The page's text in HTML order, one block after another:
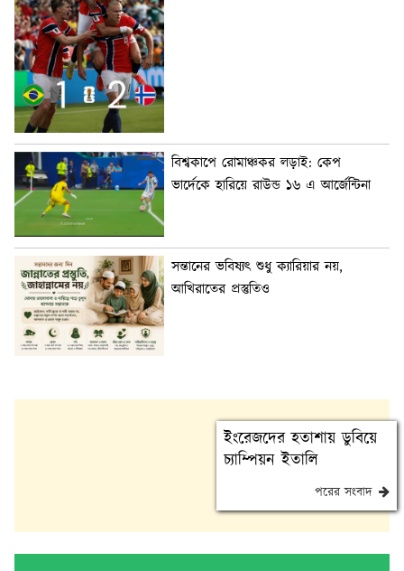
বিশ্বকাপে রোমাঞ্চকর লড়াই: কেপ
ভার্দেকে হারিয়ে রাউন্ড ১৬ এ আর্জেন্টিনা
সন্তানের ভবিষ্যৎ শুধু ক্যারিয়ার নয়,
আখিরাতের প্রস্তুতিও
ইংরেজদের হতাশায় ডুবিয়ে
চ্যাম্পিয়ন ইতালি
পরের সংবাদ